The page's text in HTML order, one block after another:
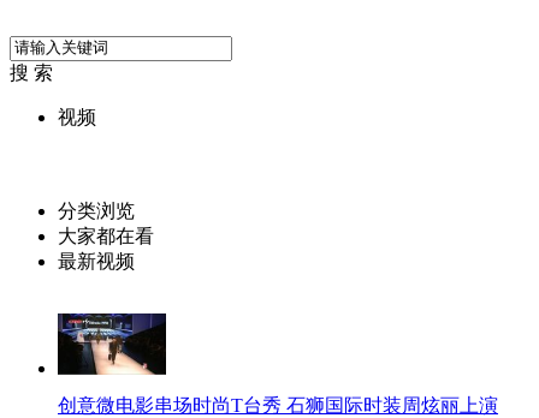
搜 索
视频
分类浏览
大家都在看
最新视频
创意微电影串场时尚T台秀 石狮国际时装周炫丽上演